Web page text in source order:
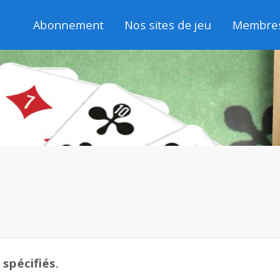
Abonnement Nos sites de jeu